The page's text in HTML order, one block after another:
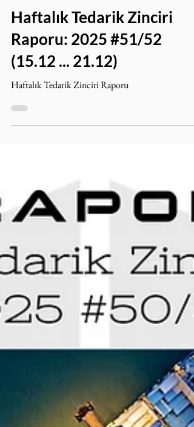
17 Ara 2025
7 dakikada okunur
Haftalık Tedarik Zinciri
Raporu: 2025 #51/52
(15.12 ... 21.12)
Haftalık Tedarik Zinciri Raporu